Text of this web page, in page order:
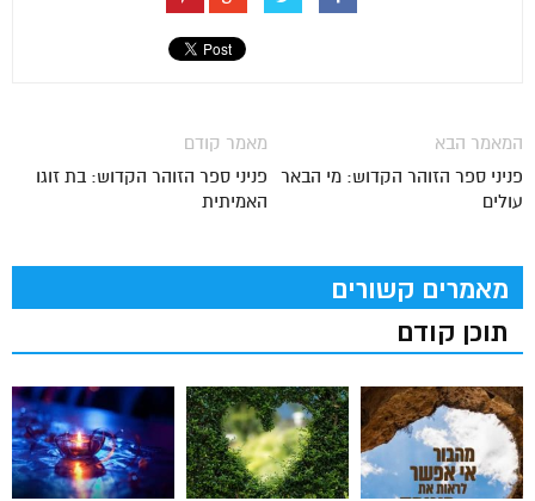
מאמר קודם
פניני ספר הזוהר הקדוש: בת זוגו
האמיתית
המאמר הבא
פניני ספר הזוהר הקדוש: מי הבאר
עולים
מאמרים קשורים
תוכן קודם